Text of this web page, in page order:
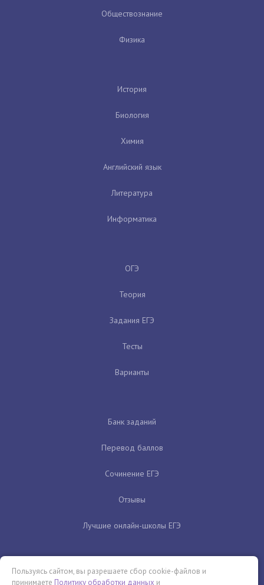
Обществознание
Физика
История
Биология
Химия
Английский язык
Литература
Информатика
ОГЭ
Теория
Задания ЕГЭ
Тесты
Варианты
Банк заданий
Перевод баллов
Сочинение ЕГЭ
Отзывы
Лучшие онлайн-школы ЕГЭ
Пользуясь сайтом, вы разрешаете сбор cookie-файлов и
принимаете Политику обработки данных и